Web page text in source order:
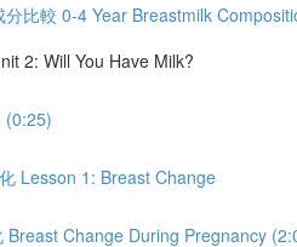
比較 0-4 Year Breastmilk
2: Will You Have Milk?
(0:25)
Lesson 1: Breast Change
Breast Change During Pregnancy